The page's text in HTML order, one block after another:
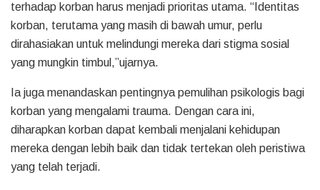
terhadap korban harus menjadi prioritas utama. “Identitas
korban, terutama yang masih di bawah umur, perlu
dirahasiakan untuk melindungi mereka dari stigma sosial
yang mungkin timbul,”ujarnya.
Ia juga menandaskan pentingnya pemulihan psikologis bagi
korban yang mengalami trauma. Dengan cara ini,
diharapkan korban dapat kembali menjalani kehidupan
mereka dengan lebih baik dan tidak tertekan oleh peristiwa
yang telah terjadi.